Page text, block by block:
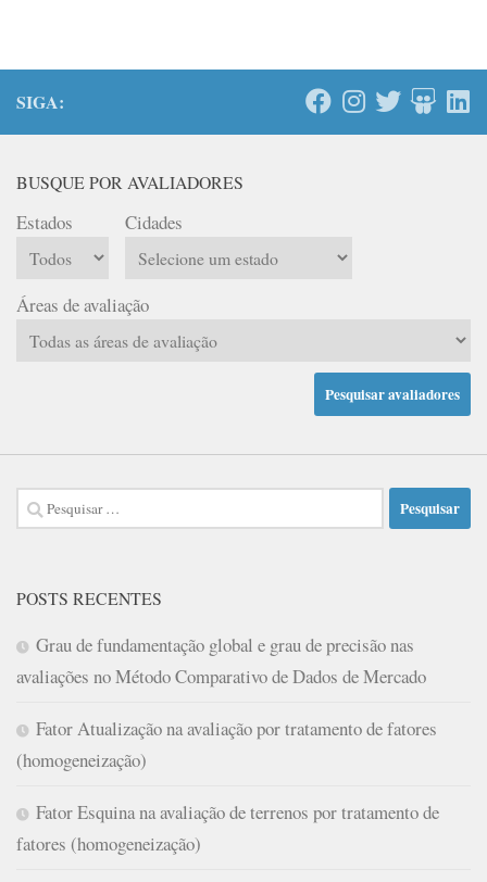
SIGA:
BUSQUE POR AVALIADORES
Estados Cidades
Áreas de avaliação
Pesquisar
por:
POSTS RECENTES
Grau de fundamentação global e grau de precisão nas
avaliações no Método Comparativo de Dados de Mercado
Fator Atualização na avaliação por tratamento de fatores
(homogeneização)
Fator Esquina na avaliação de terrenos por tratamento de
fatores (homogeneização)